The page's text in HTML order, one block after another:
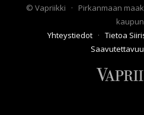
© Vapriikki · Pirkanmaan
Yhteystiedot · Tietoa